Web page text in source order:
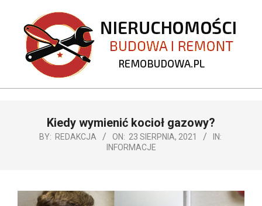
content
REMOBUDOWA.PL
Kiedy wymienić kocioł gazowy?
BY: REDAKCJA ON: 23 SIERPNIA, 2021
IN:
INFORMACJE